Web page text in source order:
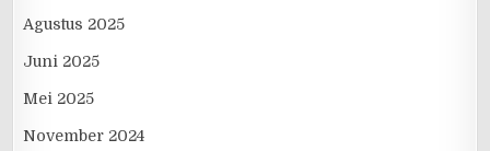
Agustus 2025
Juni 2025
Mei 2025
November 2024